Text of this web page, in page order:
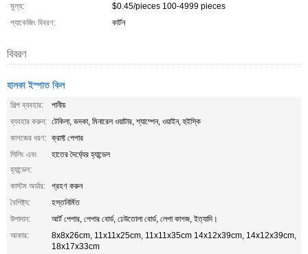
মূল্য:
$0.45/pieces 100-4999 pieces
প্যাকেজিং বিবরণ:
কার্টন
বিবরণ
হালকা ইস্পাত কিল
শিল্প ব্যবহার:
পানীয়
ব্যবহার করুন: টেকিলা, ভদকা, মিনারেল ওয়াটার, শ্যাম্পেন, ওয়াইন, হুইস্কি
কাগজের ধরণ: ক্রাফ্ট পেপার
সিলিং এবং
হ্যান্ডেল:
হাতের দৈর্ঘ্যের হ্যান্ডেল
কাস্টম অর্ডার:
গ্রহণ করুন
বৈশিষ্ট্য:
হস্তনির্মিত
উপাদান:
আর্ট পেপার, পেপার বোর্ড, ঢেউতোলা বোর্ড, লেপা কাগজ, ইত্যাদি।
আকার:
8x8x26cm, 11x11x25cm, 11x11x35cm 14x12x39cm, 14x12x39cm,
18x17x33cm